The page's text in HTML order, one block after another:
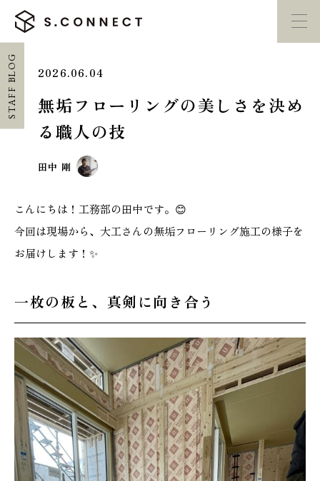
ホーム
CONCEPT
CASE
施工実績
GALLERY
施工ギャラリー
STAFF BLOG
スタッフブログ
家づくり勉強会
STAFF BLOG 2026.06.04
無垢フローリングの美しさを決め
る職人の技
田中 剛
こんにちは！工務部の田中です。😊
今回は現場から、大工さんの無垢フローリング施工の様子を
お届けします！✨
一枚の板と、真剣に向き合う